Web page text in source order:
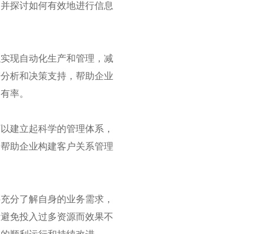
探讨如何有效地进行信息
现自动化生产和管理，减
析和决策支持，帮助企业
率。
建立起科学的管理体系，
助企业构建客户关系管理
分了解自身的业务需求，
免投入过多资源而效果不